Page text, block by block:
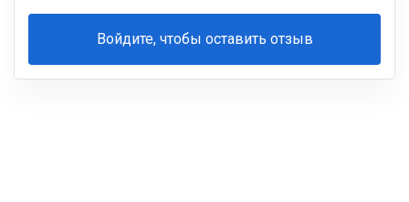
Войдите, чтобы оставить отзыв
Ваша